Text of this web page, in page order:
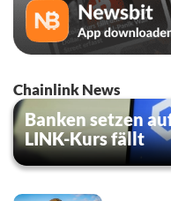
Chainlink News
Banken setzen
LINK-Kurs fällt